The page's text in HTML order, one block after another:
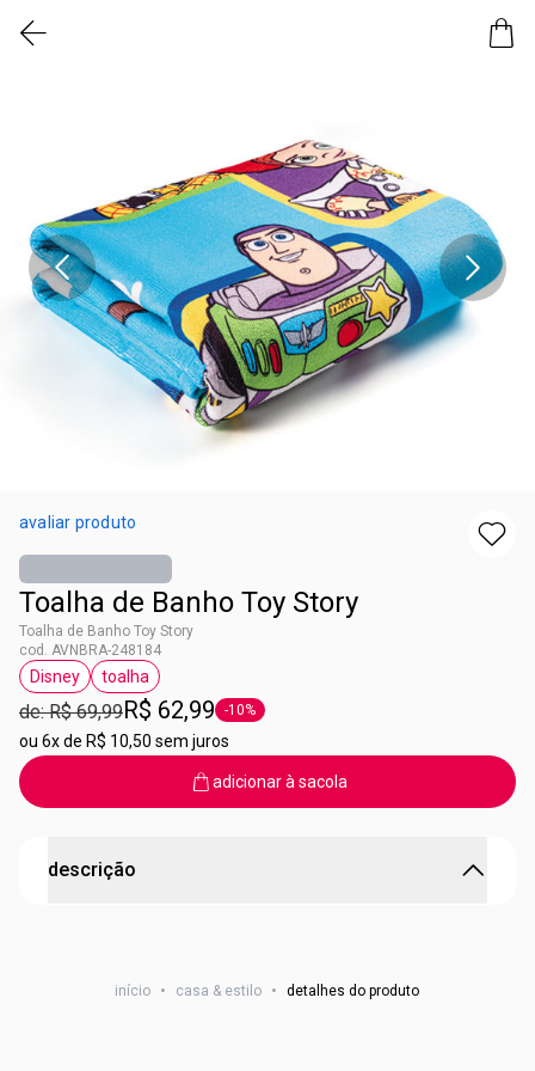
avaliar produto
Toalha de Banho Toy Story
Toalha de Banho Toy Story
cod. AVNBRA-248184
etiqueta Disney
Disney
etiqueta toalha
toalha
de: R$ 69,99R$ 62,99 etiqueta -10%
-10%
ou 6x de R$ 10,50 sem juros
adicionar à sacola
descrição
Super versátil, ela é ideal para a praia, piscina ou para os
início • casa & estilo • detalhes do produto